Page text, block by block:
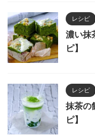
レシピ
濃い抹
ピ】
レシピ
抹茶の
ピ】